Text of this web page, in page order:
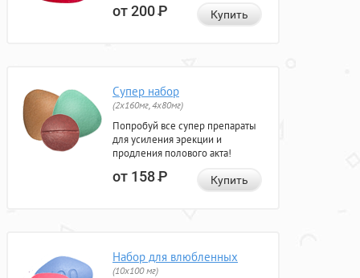
от 200Р Купить
Супер набор
(2х160мг, 4х80мг)
Попробуй все супер препараты
для усиления эрекции и
продления полового акта!
от 158Р Купить
Набор для влюбленных
(10х100 мг)